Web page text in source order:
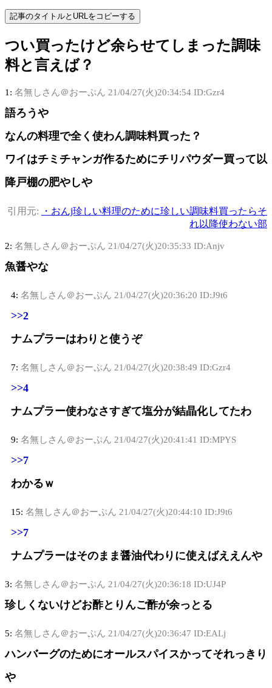
記事のタイトルとURLをコピーする
つい買ったけど余らせてしまった調味
料と言えば？
1: 名無しさん＠おーぷん 21/04/27(火)20:34:54 ID:Gzr4
語ろうや
なんの料理で全く使わん調味料買った？
ワイはチミチャンガ作るためにチリパウダー買って以
降戸棚の肥やしや
引用元:
・おんj珍しい料理のために珍しい調味料買ったらそ
れ以降使わない部
2: 名無しさん＠おーぷん 21/04/27(火)20:35:33 ID:Anjv
魚醤やな
4: 名無しさん＠おーぷん 21/04/27(火)20:36:20 ID:J9t6
>>2
ナムプラーはわりと使うぞ
7: 名無しさん＠おーぷん 21/04/27(火)20:38:49 ID:Gzr4
>>4
ナムプラー使わなさすぎて塩分が結晶化してたわ
9: 名無しさん＠おーぷん 21/04/27(火)20:41:41 ID:MPYS
>>7
わかるｗ
15: 名無しさん＠おーぷん 21/04/27(火)20:44:10 ID:J9t6
>>7
ナムプラーはそのまま醤油代わりに使えばええんや
3: 名無しさん＠おーぷん 21/04/27(火)20:36:18 ID:UJ4P
珍しくないけどお酢とりんご酢が余っとる
5: 名無しさん＠おーぷん 21/04/27(火)20:36:47 ID:EALj
ハンバーグのためにオールスパイスかってそれっきり
や